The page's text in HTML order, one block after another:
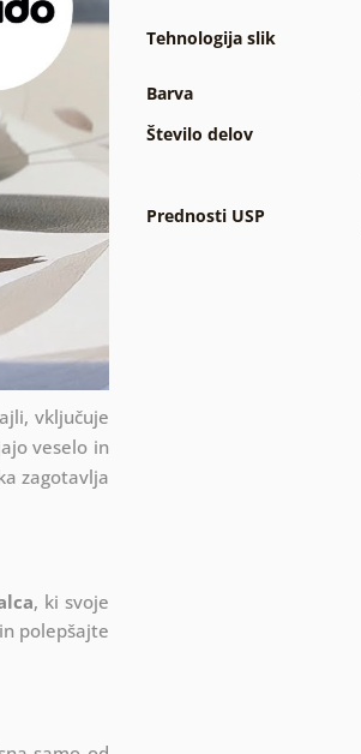
vključuje
veselo in
zagotavlja
, ki svoje
polepšajte
Tehnologija slik
Barva
Število delov
Prednosti USP